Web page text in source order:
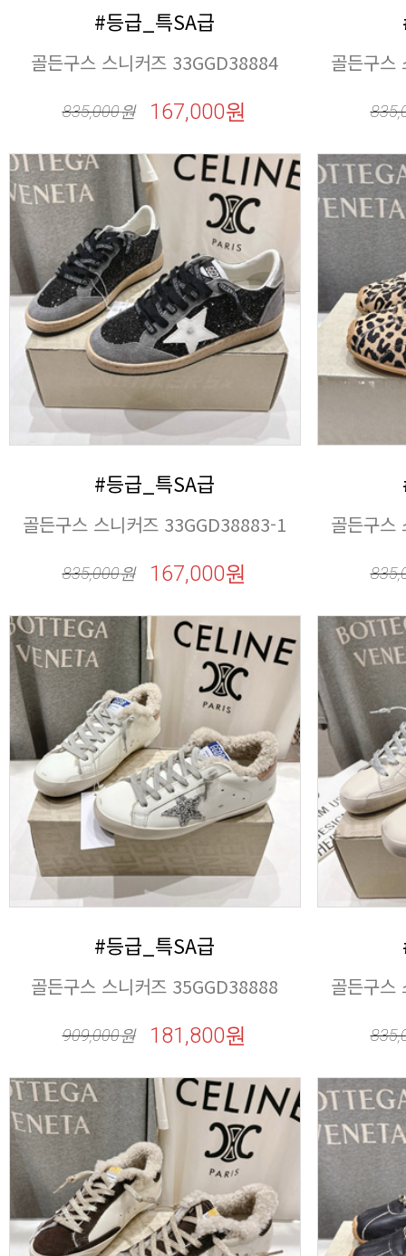
#등급_특SA급
골든구스 스니커즈 33GGD38884
835,000원 167,000원
골든구스
#등급_특SA급
골든구스 스니커즈 33GGD38883-1
835,000원 167,000원
골든구스
#등급_특SA급
골든구스 스니커즈 35GGD38888
909,000원 181,800원
골든구스